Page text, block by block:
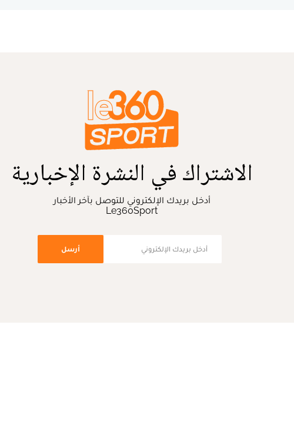
الاشتراك في النشرة الإخبارية
أدخل بريدك الإلكتروني للتوصل بآخر الأخبار
Le360Sport
أرسل